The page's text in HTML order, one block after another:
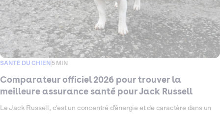
SANTÉ DU CHIEN 5 MIN
Comparateur officiel 2026 pour trouver la
meilleure assurance santé pour Jack Russell
Le Jack Russell, c'est un concentré d'énergie et de caractère dans un